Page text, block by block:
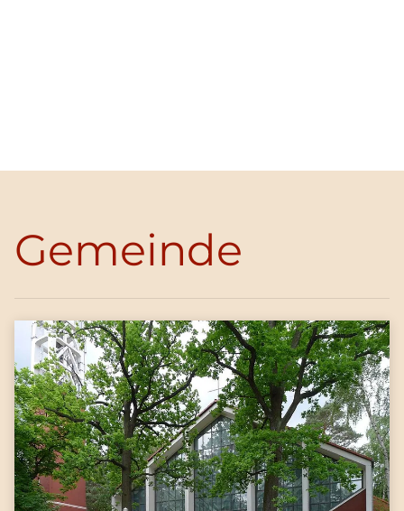
Gemeinde